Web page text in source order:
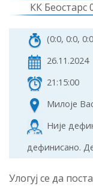
КК Беостарс
(0:0, 0:0,
26.11.2024
21:15:00
Милоје
Није
дефинисано.
Улогуј се да